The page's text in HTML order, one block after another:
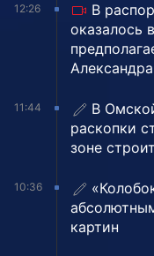
12:26
В
оказалось
11:44
В
раскопки
зоне
10:36
картин